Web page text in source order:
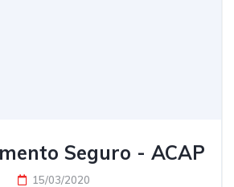
Seguro - ACAP
15/03/2020